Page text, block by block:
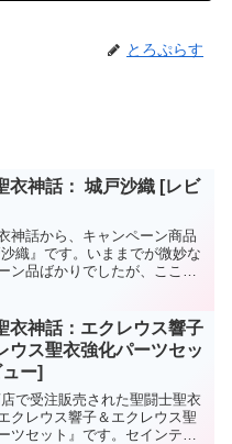
とろぷらす
神話： 城戸沙織 [レビ
神話から、キャンペーン商品
織』です。いままでが微妙な
ン品ばかりでしたが、ここへ
戸沙織』なので、聖衣は付属
んが…。
衣神話：エクレウス響子
ウス聖衣強化パーツセッ
ュー]
で受注販売された聖闘士聖衣
クレウス響子＆エクレウス聖
ツセット』です。セインティ